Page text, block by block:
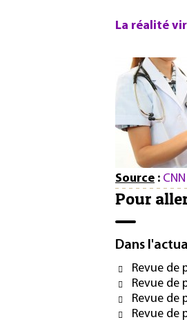
La réalité
Source : CNN
Pour
Dans
Revue de
Revue de
Revue de
Revue de